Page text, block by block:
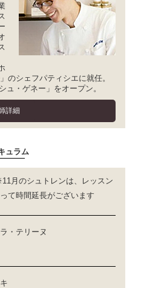
のシェフパティシエに就任。
ュ・ゲネー」をオープン。
詳細
ュラム
月のシュトレンは、レッスン
て時間延長がございます
・テリーヌ